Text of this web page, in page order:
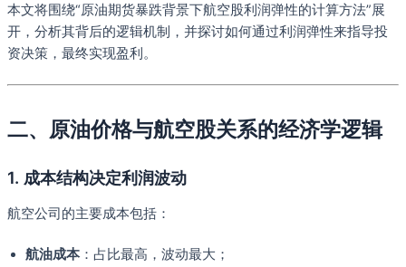
本文将围绕“原油期货暴跌背景下航空股利润弹性的计算方法”展
开，分析其背后的逻辑机制，并探讨如何通过利润弹性来指导投
资决策，最终实现盈利。
二、原油价格与航空股关系的经济学逻辑
1. 成本结构决定利润波动
航空公司的主要成本包括：
航油成本 ：占比最高，波动最大；